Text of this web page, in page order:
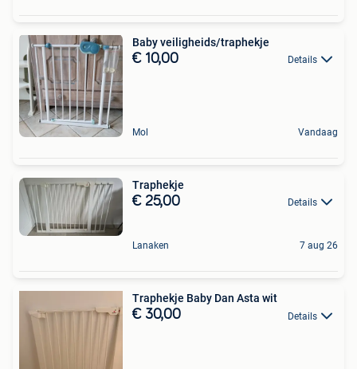
Baby veiligheids/traphekje
€ 10,00 Details
Mol Vandaag
Traphekje
€ 25,00 Details
Lanaken 7 aug 26
Traphekje Baby Dan Asta wit
€ 30,00 Details